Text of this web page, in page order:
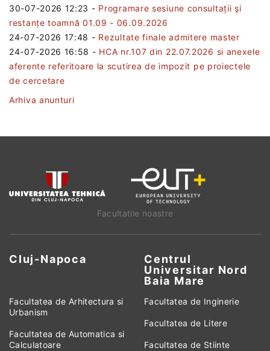
30-07-2026 12:23 - Programare sesiune consultații şi
restanțe toamnă 01.09 - 06.09.2026
24-07-2026 17:48 - Rezultate finale admitere master
24-07-2026 16:58 - HCA nr.107 din 22.07.2026 si anexele
aferente referitoare la scutirea de impozit pe proiectele
de cercetare
Arhiva anunturi
Facultatile noastre
Cluj-Napoca
Centrul
Universitar Nord
Baia Mare
Facultatea de Arhitectura si
Urbanism
Facultatea de Automatica si
Calculatoare
Facultatea de Inginerie
Facultatea de Litere
Facultatea de Stiinte